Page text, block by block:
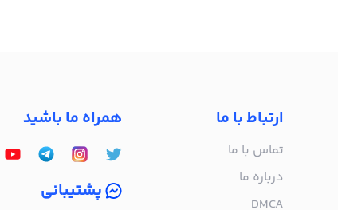
ارتباط با ما
تماس با ما
درباره‌ ما
DMCA
همراه ما باشید
پشتیبانی